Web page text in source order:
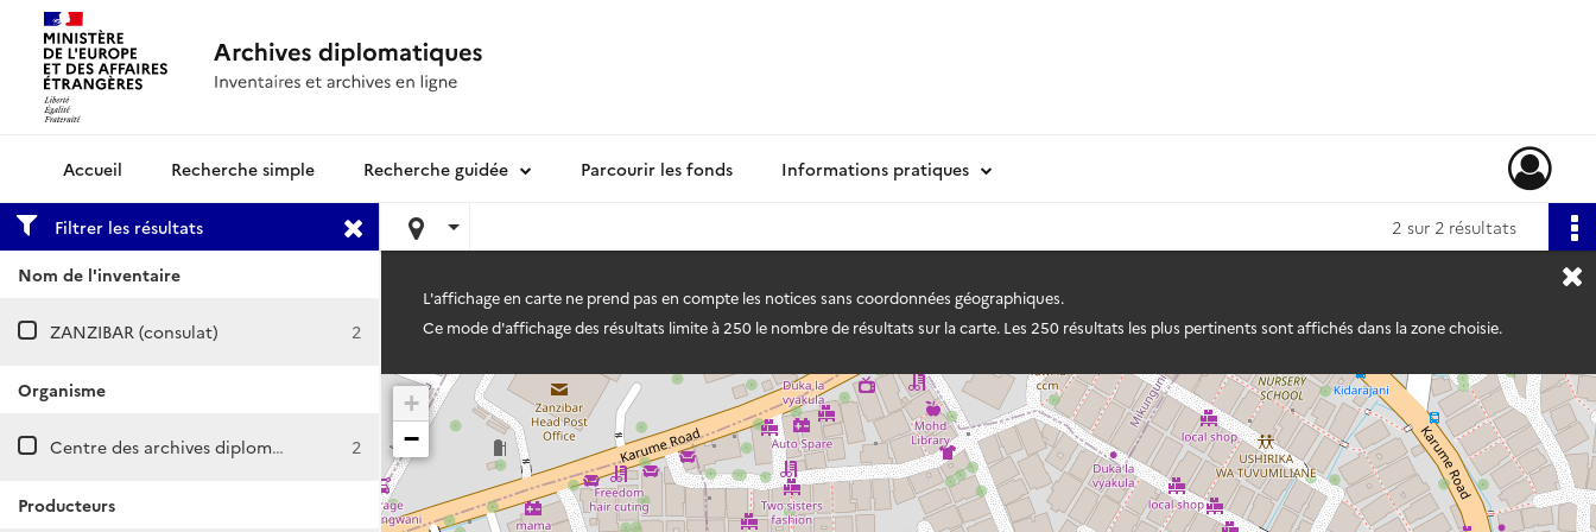
Archives diplomatiquesRecherche simple Recherche guidée Parcourir les fonds Informations pratiques
Filtrer les résultats
Nom de l'inventaire
ZANZIBAR (consulat) 2
Organisme
Centre des archives diplomatiques de Nantes 2
Producteurs
2 sur 2 résultats
L'affichage en carte ne prend pas en compte les notices sans coordonnées géographiques.
Ce mode d'affichage des résultats limite à 250 le nombre de résultats sur la carte. Les 250 résultats les plus pertinents sont affichés dans la zone choisie.
+
−